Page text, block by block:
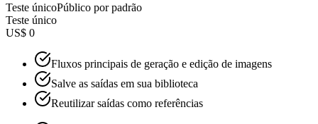
Teste únicoPúblico por padrão
Teste único
US$ 0
Fluxos principais de geração e edição de imagens
Salve as saídas em sua biblioteca
Reutilizar saídas como referências